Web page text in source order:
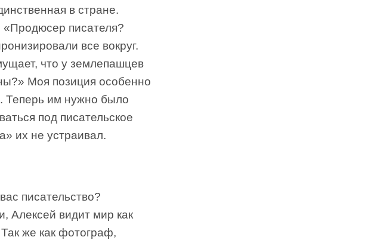
в стране.
«Продюсер писателя?
все вокруг.
что у землепашцев
Моя позиция особенно
Теперь им нужно было
под писательское
их не устраивал.
писательство?
Алексей видит мир как
же как фотограф,